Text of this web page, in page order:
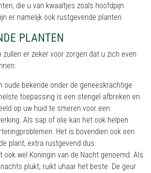
die u van kwaaltjes zoals hoofdpijn
er namelijk ook rustgevende planten.
PLANTEN
zullen er zeker voor zorgen dat u zich even
oude bekende onder de geneeskrachtige
toepassing is een stengel afbreken en
op uw huid te smeren voor een
Als sap of olie kan het ook helpen
Het is bovendien ook een
plant, extra rustgevend dus.
ook wel Koningin van de Nacht genoemd. Als
nachts plukt, ruikt uhaar het beste. De geur